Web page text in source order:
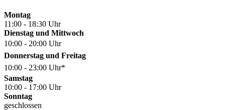
Montag
11:00 - 18:30 Uhr
Dienstag und Mittwoch
10:00 - 20:00 Uhr
Donnerstag und Freitag
10:00 - 23:00 Uhr*
Samstag
10:00 - 17:00 Uhr
Sonntag
geschlossen